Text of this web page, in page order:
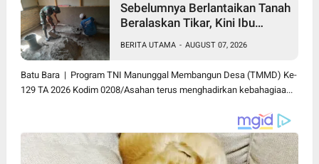
Sebelumnya Berlantaikan Tanah
Beralaskan Tikar, Kini Ibu
yang Layak Berkat Satgas
TMMD Ke-129 Kodim
0208/Asahan
BERITA UTAMA - AUGUST 07, 2026
Batu Bara | Program TNI Manunggal Membangun Desa (TMMD) Ke-
129 TA 2026 Kodim 0208/Asahan terus menghadirkan kebahagiaa...